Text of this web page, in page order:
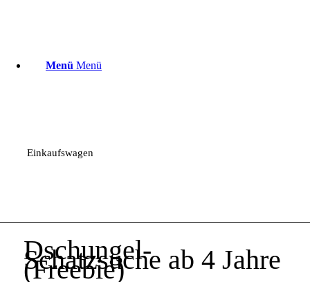
Menü Menü
Einkaufswagen
Dschungel-
Schatzsuche ab 4 Jahre
(Freebie)